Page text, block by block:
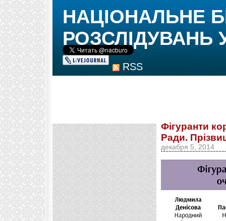
RSS
НАЦІОНАЛЬНЕ
РОЗСЛІДУВАНЬ
Фігуранти
Ради.
декабря 5, 2014